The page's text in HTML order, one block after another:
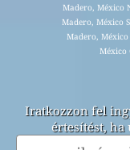
Madero, México
Madero, México
Madero, México
México
Iratkozzon fel
értesítést,